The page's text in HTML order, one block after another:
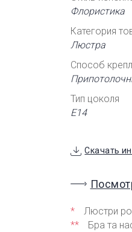
Флористика
Категория
Люстра
Способ
Тип цоколя
Е14
Скачать
*
Люстри
**
Бра та